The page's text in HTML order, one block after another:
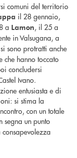
comuni del territorio
il 28 gennaio,
a Lamon, il 25 a
in Valsugana, a
sono protratti anche
che hanno toccato
concludersi
Ivano.
entusiasta e di
si stima la
con un totale
segna un punto